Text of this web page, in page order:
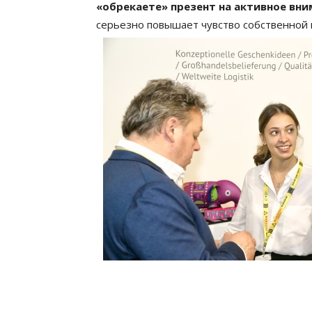
«обрекаете» презент на активное
серьезно повышает чувство собственной